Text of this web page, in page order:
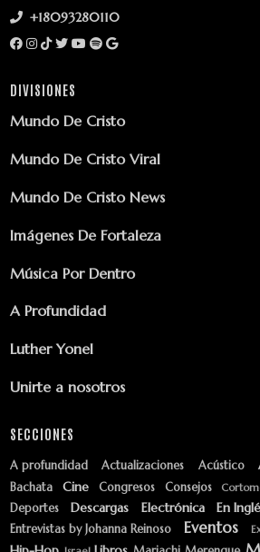
+18093280110
DIVISIONES
Mundo De Cristo
Mundo De Cristo Viral
Mundo De Cristo News
Imágenes De Fortaleza
Música Por Dentro
A Profundidad
Luther Yonel
Unirte a nosotros
SECCIONES
A profundidad Actualizaciones Acústico
Bachata Cine Congresos Consejos
Deportes
Descargas Electrónica En
Entrevistas by Johanna Reinoso Eventos